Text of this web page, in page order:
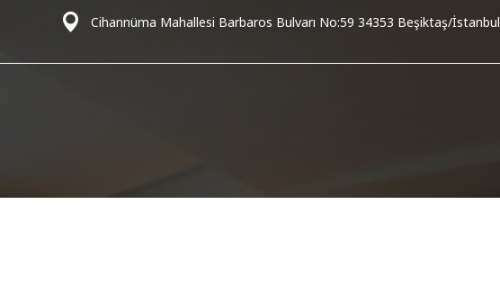
Cihannüma Mahallesi Barbaros Bulvarı No:59 34353 Beşiktaş/İstanbul